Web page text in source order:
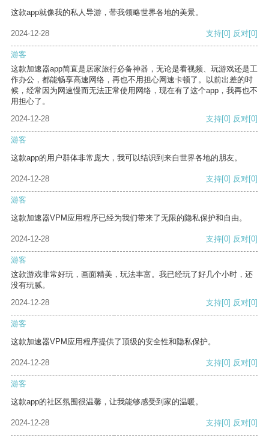
这款app就像我的私人导游，带我领略世界各地的美景。
2024-12-28 支持[0] 反对[0]
游客
这款加速器app简直是居家旅行必备神器，无论是看视频、玩游戏还是工
作办公，都能畅享高速网络，再也不用担心网速卡顿了。以前出差的时
候，经常因为网速慢而无法正常使用网络，现在有了这个app，我再也不
用担心了。
2024-12-28
支持[0] 反对[0]
游客
这款app的用户群体非常庞大，我可以结识到来自世界各地的朋友。
2024-12-28 支持[0] 反对[0]
游客
这款加速器VPM应用程序已经为我们带来了无限的隐私保护和自由。
2024-12-28 支持[0] 反对[0]
游客
这款游戏非常好玩，画面精美，玩法丰富。我已经玩了好几个小时，还
没有玩腻。
2024-12-28
支持[0] 反对[0]
游客
这款加速器VPM应用程序提供了顶级的安全性和隐私保护。
2024-12-28 支持[0] 反对[0]
游客
这款app的社区氛围很温馨，让我能够感受到家的温暖。
2024-12-28 支持[0] 反对[0]